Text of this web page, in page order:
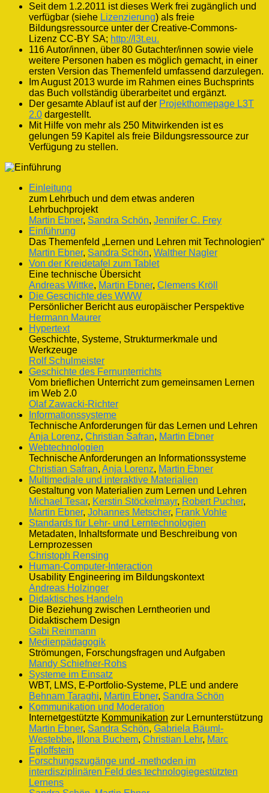
Seit dem 1.2.2011 ist dieses Werk frei zugänglich und
verfügbar (siehe Lizenzierung) als freie
Bildungsressource unter der Creative-Commons-
Lizenz CC-BY SA; http://l3t.eu.
116 Autor/innen, über 80 Gutachter/innen sowie viele
weitere Personen haben es möglich gemacht, in einer
ersten Version das Themenfeld umfassend darzulegen.
Im August 2013 wurde im Rahmen eines Buchsprints
das Buch vollständig überarbeitet und ergänzt.
Der gesamte Ablauf ist auf der Projekthomepage L3T
2.0 dargestellt.
Mit Hilfe von mehr als 250 Mitwirkenden ist es
gelungen 59 Kapitel als freie Bildungsressource zur
Verfügung zu stellen.
Einleitung
zum Lehrbuch und dem etwas anderen
Lehrbuchprojekt
Martin Ebner, Sandra Schön, Jennifer C. Frey
Einführung
Das Themenfeld „Lernen und Lehren mit Technologien“
Martin Ebner, Sandra Schön, Walther Nagler
Von der Kreidetafel zum Tablet
Eine technische Übersicht
Andreas Wittke, Martin Ebner, Clemens Kröll
Die Geschichte des WWW
Persönlicher Bericht aus europäischer Perspektive
Hermann Maurer
Hypertext
Geschichte, Systeme, Strukturmerkmale und
Werkzeuge
Rolf Schulmeister
Geschichte des Fernunterrichts
Vom brieflichen Unterricht zum gemeinsamen Lernen
im Web 2.0
Olaf Zawacki-Richter
Informationssysteme
Technische Anforderungen für das Lernen und Lehren
Anja Lorenz, Christian Safran, Martin Ebner
Webtechnologien
Technische Anforderungen an Informationssysteme
Christian Safran, Anja Lorenz, Martin Ebner
Multimediale und interaktive Materialien
Gestaltung von Materialien zum Lernen und Lehren
Michael Tesar, Kerstin Stöckelmayr, Robert Pucher,
Martin Ebner, Johannes Metscher, Frank Vohle
Standards für Lehr- und Lerntechnologien
Metadaten, Inhaltsformate und Beschreibung von
Lernprozessen
Christoph Rensing
Human-Computer-Interaction
Usability Engineering im Bildungskontext
Andreas Holzinger
Didaktisches Handeln
Die Beziehung zwischen Lerntheorien und
Didaktischem Design
Gabi Reinmann
Medienpädagogik
Strömungen, Forschungsfragen und Aufgaben
Mandy Schiefner-Rohs
Systeme im Einsatz
WBT, LMS, E-Portfolio-Systeme, PLE und andere
Behnam Taraghi, Martin Ebner, Sandra Schön
Kommunikation und Moderation
Internetgestützte Kommunikation zur Lernunterstützung
Martin Ebner, Sandra Schön, Gabriela Bäuml-
Westebbe, Illona Buchem, Christian Lehr, Marc
Egloffstein
Forschungszugänge und -methoden im
interdisziplinären Feld des technologiegestützten
Lernens